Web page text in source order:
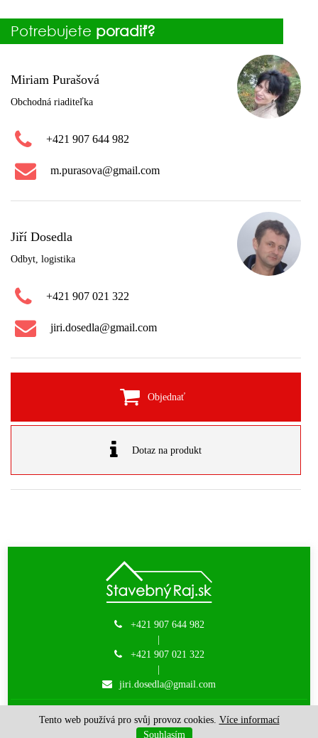
Potrebujete poradiť?
Miriam Purašová
Obchodná riaditeľka
+421 907 644 982
m.purasova@gmail.com
Jiří Dosedla
Odbyt, logistika
+421 907 021 322
jiri.dosedla@gmail.com
Objednať
Dotaz na produkt
+421 907 644 982
|
+421 907 021 322
|
jiri.dosedla@gmail.com
JM-DODOS s.r.o. | © 2015 - 2026 | created by Websy
Tento web používá pro svůj provoz cookies. Více informací
Souhlasím